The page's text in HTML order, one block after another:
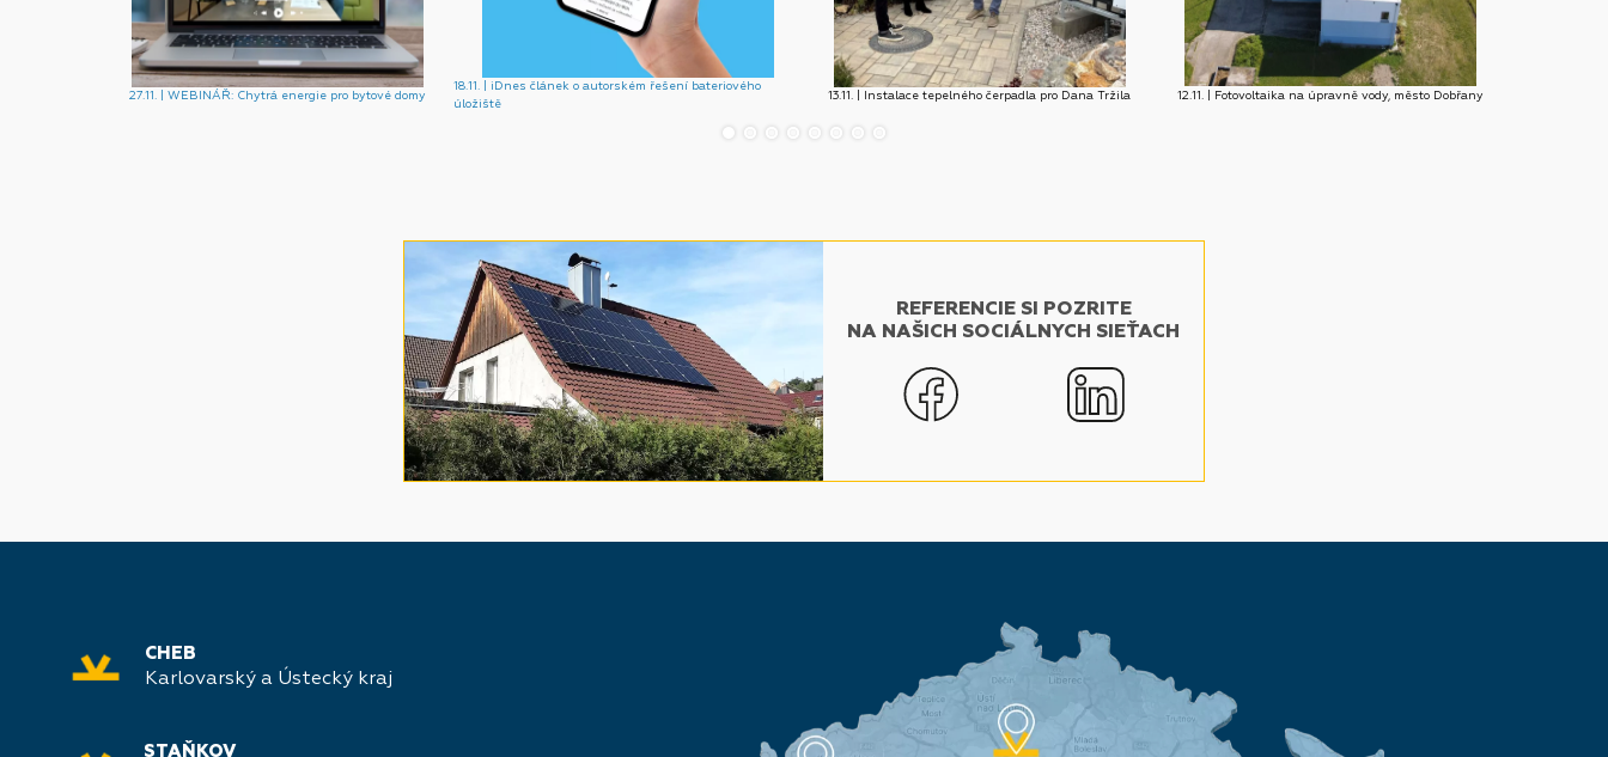
27.11. | WEBINÁŘ: Chytrá energie pro bytové domy
18.11. | iDnes článek o autorském řešení bateriového
úložiště
13.11. | Instalace tepelného čerpadla pro Dana Tržila 12.11. | Fotovoltaika na úpravně vody, město Dobřany
REFERENCIE SI POZRITE
NA NAŠICH SOCIÁLNYCH SIEŤACH
CHEB
Karlovarský a Ústecký kraj
STAŇKOV